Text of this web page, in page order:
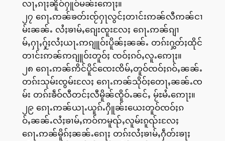
လႃႇၵႃႈၼိူဝ်ႁူဝ်မၼ်းဢေႃႈ။
၂၇ ၵေႃႉဢၼ်ၶတ်းၸႂ်ႁႃလွင်ႈတၢင်းဢၼ်လီဢၼ်ငၢ
မ်းၼၼ်ႉ လႆႈၶၢမ်ႇၵျေးၸူးလႄႈ ၵေႃႉဢၼ်ၵျၢ
မ်ႇႁႃႇႁႂ်ႈလႆႈယႃႉဢၵျူဝ်းပိူၼ်ႈၼၼ်ႉ တၵ်းႁွတ်ႈထိုင်
တၢင်းဢၼ်ဢၵျူဝ်းတူဝ်ႈ ၸဝ်ႈၵဝ်ႇလူႉဢေႃႈ။
၂၈ ၵေႃႉဢၼ်ဢိင်ပိူင်ၸေးၸိမ်ႇတူဝ်ၸဝ်ႈၵဝ်ႇၼၼ်ႉ
တၵ်းသုမ်းၸွမ်းလႄႈ ၵေႃႉဢၼ်သိုဝ်ႈတေႃႇၼၼ်ႉၸ
မ်း တၵ်းၶဵဝ်လီတင်ႈလီမိူၼ်ၸိူဝ်ႉၼင်ႇ မႂ်ႊမႆႉဢေႃႈ။
၂၉ ၵေႃႉဢၼ်ယႃႉယူၵ်ႉႁိူၼ်းယေးတူဝ်ၸဝ်ႈၵ
ဝ်ႇၼၼ်ႉလႆႈၶၢမ်ႇဢဝ်ဢမူၺ်ႇလူမ်းၵူၺ်းလႄႈ
ၵေႃႉဢၼ်မိူၵ်ႈၼၼ်ႉၵေႃႈ တၵ်းလႆႈၶၢမ်ႇႁဵတ်းၶႃႈ